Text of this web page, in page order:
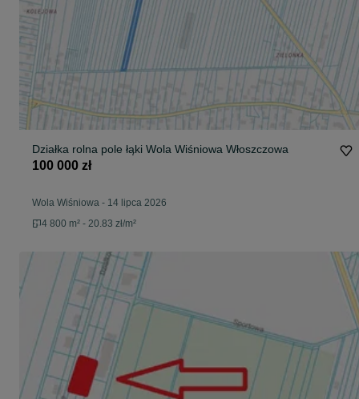
Działka rolna pole łąki Wola Wiśniowa Włoszczowa
100 000 zł
Wola Wiśniowa - 14 lipca 2026
4 800 m² - 20.83 zł/m²